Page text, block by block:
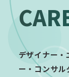
デザイナー・
ー・コンサル